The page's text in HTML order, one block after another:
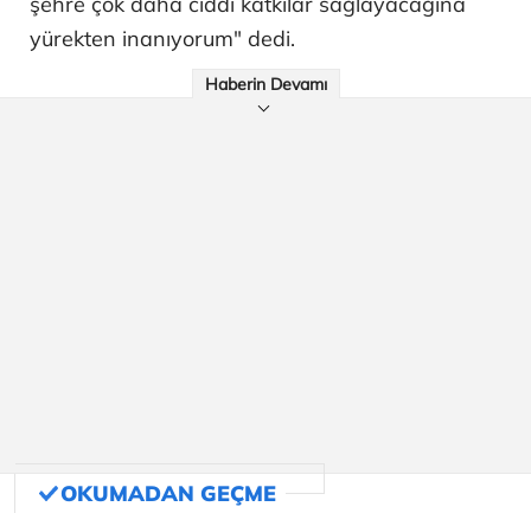
yürekten inanıyorum" dedi.
Haberin Devamı